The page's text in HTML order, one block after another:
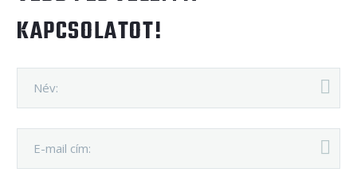
KAPCSOLATOT!